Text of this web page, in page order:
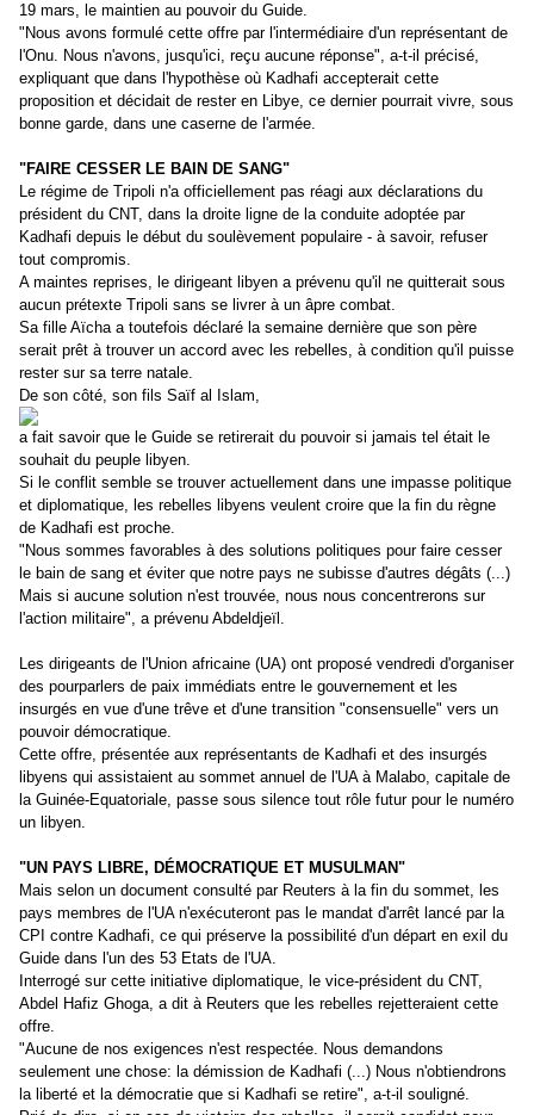
19 mars, le maintien au pouvoir du Guide.
"Nous avons formulé cette offre par l'intermédiaire d'un représentant de
l'Onu. Nous n'avons, jusqu'ici, reçu aucune réponse", a-t-il précisé,
expliquant que dans l'hypothèse où Kadhafi accepterait cette
proposition et décidait de rester en Libye, ce dernier pourrait vivre, sous
bonne garde, dans une caserne de l'armée.
"FAIRE CESSER LE BAIN DE SANG"
Le régime de Tripoli n'a officiellement pas réagi aux déclarations du
président du CNT, dans la droite ligne de la conduite adoptée par
Kadhafi depuis le début du soulèvement populaire - à savoir, refuser
tout compromis.
A maintes reprises, le dirigeant libyen a prévenu qu'il ne quitterait sous
aucun prétexte Tripoli sans se livrer à un âpre combat.
Sa fille Aïcha a toutefois déclaré la semaine dernière que son père
serait prêt à trouver un accord avec les rebelles, à condition qu'il puisse
rester sur sa terre natale.
De son côté, son fils Saïf al Islam,
a fait savoir que le Guide se retirerait du pouvoir si jamais tel était le
souhait du peuple libyen.
Si le conflit semble se trouver actuellement dans une impasse politique
et diplomatique, les rebelles libyens veulent croire que la fin du règne
de Kadhafi est proche.
"Nous sommes favorables à des solutions politiques pour faire cesser
le bain de sang et éviter que notre pays ne subisse d'autres dégâts (...)
Mais si aucune solution n'est trouvée, nous nous concentrerons sur
l'action militaire", a prévenu Abdeldjeïl.
Les dirigeants de l'Union africaine (UA) ont proposé vendredi d'organiser
des pourparlers de paix immédiats entre le gouvernement et les
insurgés en vue d'une trêve et d'une transition "consensuelle" vers un
pouvoir démocratique.
Cette offre, présentée aux représentants de Kadhafi et des insurgés
libyens qui assistaient au sommet annuel de l'UA à Malabo, capitale de
la Guinée-Equatoriale, passe sous silence tout rôle futur pour le numéro
un libyen.
"UN PAYS LIBRE, DÉMOCRATIQUE ET MUSULMAN"
Mais selon un document consulté par Reuters à la fin du sommet, les
pays membres de l'UA n'exécuteront pas le mandat d'arrêt lancé par la
CPI contre Kadhafi, ce qui préserve la possibilité d'un départ en exil du
Guide dans l'un des 53 Etats de l'UA.
Interrogé sur cette initiative diplomatique, le vice-président du CNT,
Abdel Hafiz Ghoga, a dit à Reuters que les rebelles rejetteraient cette
offre.
"Aucune de nos exigences n'est respectée. Nous demandons
seulement une chose: la démission de Kadhafi (...) Nous n'obtiendrons
la liberté et la démocratie que si Kadhafi se retire", a-t-il souligné.